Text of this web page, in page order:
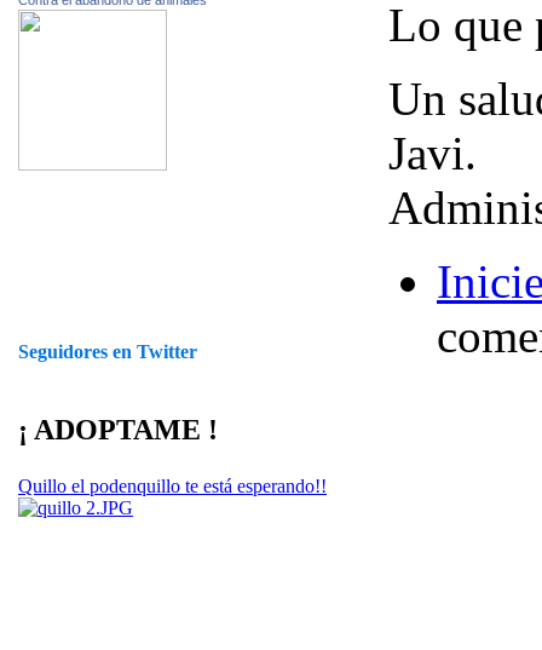
Seguidores en Twitter
¡ ADOPTAME !
Quillo el podenquillo te está esperando!!
Lo que
Un
Javi.